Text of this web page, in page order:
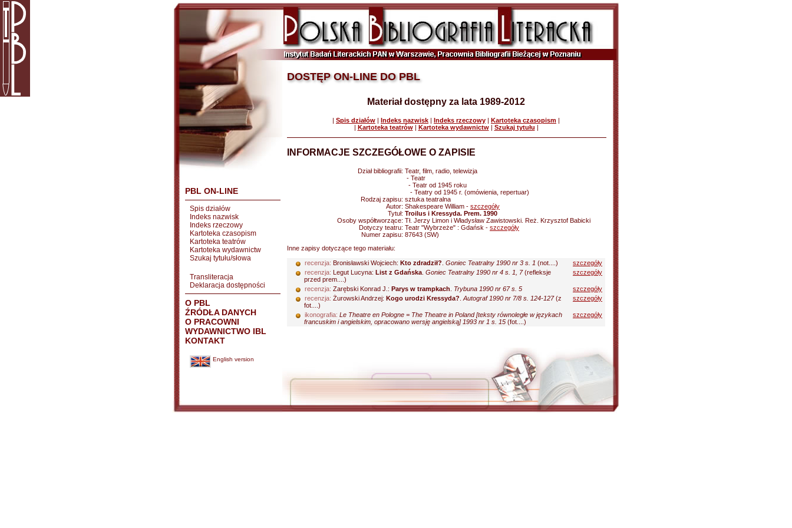
PBL ON-LINE
Spis działów
Indeks nazwisk
Indeks rzeczowy
Kartoteka czasopism
Kartoteka teatrów
Kartoteka wydawnictw
Szukaj tytułu/słowa
Transliteracja
Deklaracja dostępności
O PBL
ŹRÓDŁA DANYCH
O PRACOWNI
WYDAWNICTWO IBL
KONTAKT
English version
DOSTĘP ON-LINE DO PBL
Materiał dostępny za lata 1989-2012
| Spis działów | Indeks nazwisk | Indeks rzeczowy | Kartoteka czasopism |
| Kartoteka teatrów| Kartoteka wydawnictw| Szukaj tytułu |
INFORMACJE SZCZEGÓŁOWE O ZAPISIE
Dział bibliografii: Teatr, film, radio, telewizja
- Teatr
- Teatr od 1945 roku
- Teatry od 1945 r. (omówienia, repertuar)
Rodzaj zapisu: sztuka teatralna
Autor: Shakespeare William - szczegóły
Tytuł: Troilus i Kressyda. Prem. 1990
Osoby współtworzące: Tł. Jerzy Limon i Władysław Zawistowski. Reż. Krzysztof Babicki
Dotyczy teatru: Teatr "Wybrzeże" : Gdańsk - szczegóły
Numer zapisu: 87643 (SW)
Inne zapisy dotyczące tego materiału:
recenzja: Bronisławski Wojciech: Kto zdradził? Goniec Teatralny 1990 nr 3 s. 1 (not....)
szczegóły
recenzja: Legut Lucyna: List z Gdańska Goniec Teatralny 1990 nr 4 s. 1, 7(refleksje
przed prem....)
szczegóły
recenzja: Zarębski Konrad J.: Parys w trampkach Trybuna 1990 nr 67 s. 5
szczegóły
recenzja: Żurowski Andrzej: Kogo urodzi Kressyda? Autograf 1990 nr 7/8 s. 124-127(z
fot....)
szczegóły
ikonografia: Le Theatre en Pologne = The Theatre in Poland [teksty równoległe w językach
francuskim i angielskim, opracowano wersję angielską] 1993 nr 1 s. 15 (fot....)
szczegóły